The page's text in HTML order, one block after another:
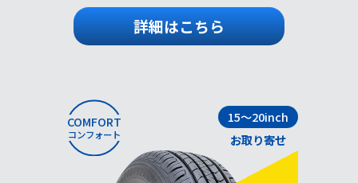
詳細はこちら
COMFORT
コンフォート
15～20inch
お取り寄せ